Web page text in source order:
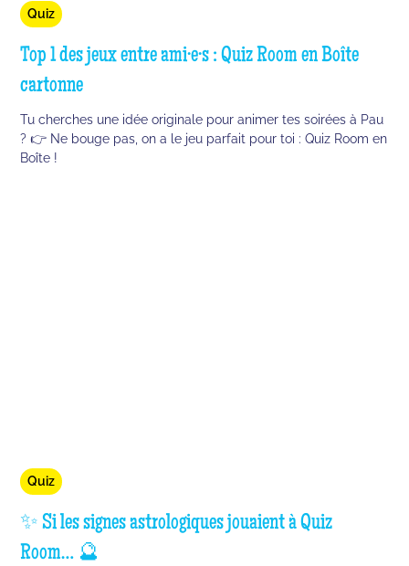
Quiz
Top 1 des jeux entre ami·e·s : Quiz Room en Boîte
cartonne
Tu cherches une idée originale pour animer tes soirées à Pau
? 👉 Ne bouge pas, on a le jeu parfait pour toi : Quiz Room en
Boîte !
Quiz
✨ Si les signes astrologiques jouaient à Quiz
Room… 🔮